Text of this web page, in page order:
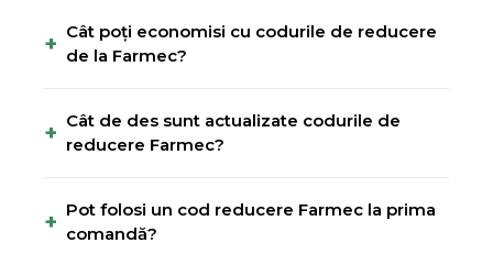
+ Cât poți economisi cu codurile de reducere
de la Farmec?
+ Cât de des sunt actualizate codurile de
reducere Farmec?
+ Pot folosi un cod reducere Farmec la prima
comandă?